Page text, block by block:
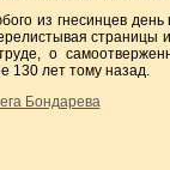
из гнесинцев
страницы
о
130 лет тому назад.
Бондарева